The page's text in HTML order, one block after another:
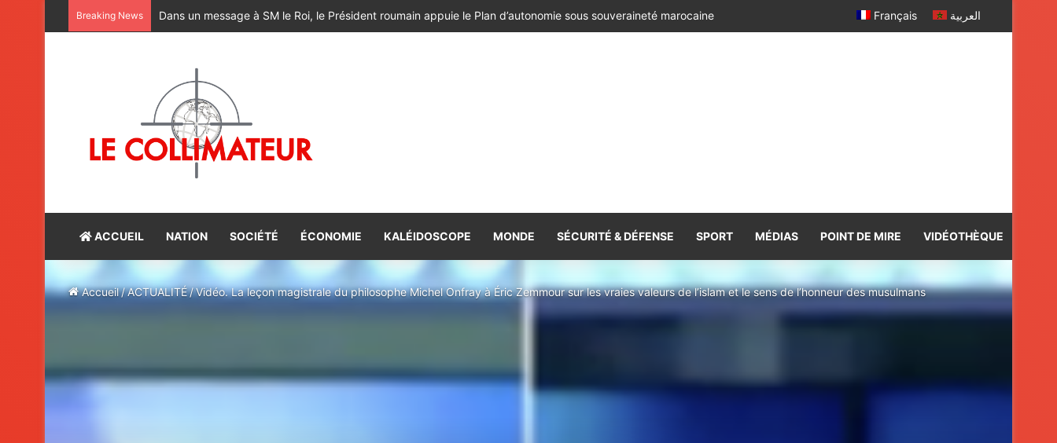
Breaking News M. Bourita reçoit le conseiller du Président de la République de Roumanie, porteur d’un message adressé à SM le Roi Français العربية
ACCUEIL NATION SOCIÉTÉ ÉCONOMIE KALÉIDOSCOPE MONDE SÉCURITÉ & DÉFENSE SPORT MÉDIAS POINT DE MIRE VIDÉOTHÈQUE
Accueil/ACTUALITÉ/Vidéo. La leçon magistrale du philosophe Michel Onfray à Éric Zemmour sur les vraies valeurs de l’islam et le sens de l’honneur des musulmans